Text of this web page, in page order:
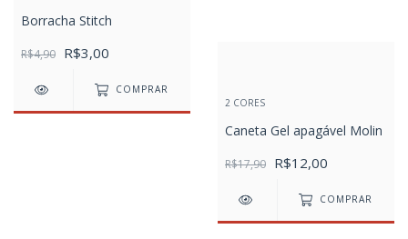
Borracha Stitch
R$4,90 R$3,00
COMPRAR
2 CORES
Caneta Gel apagável Molin
R$17,90 R$12,00
COMPRAR